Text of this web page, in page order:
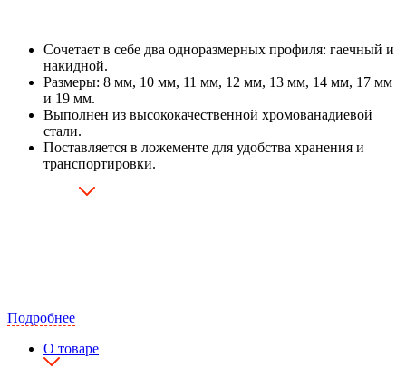
Сочетает в себе два одноразмерных профиля: гаечный и
накидной.
Размеры: 8 мм, 10 мм, 11 мм, 12 мм, 13 мм, 14 мм, 17 мм
и 19 мм.
Выполнен из высококачественной хромованадиевой
стали.
Поставляется в ложементе для удобства хранения и
транспортировки.
Подробнее
О товаре